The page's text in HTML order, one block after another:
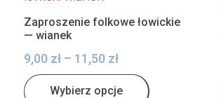
Zaproszenie folkowe łowickie
— wianek
9,00 zł – 11,50 zł
Wybierz opcje